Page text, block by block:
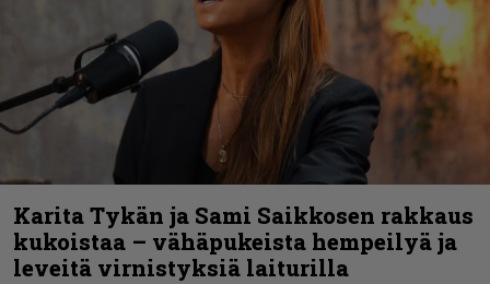
Karita Tykän ja Sami Saikkosen rakkaus
kukoistaa – vähäpukeista hempeilyä ja
leveitä virnistyksiä laiturilla